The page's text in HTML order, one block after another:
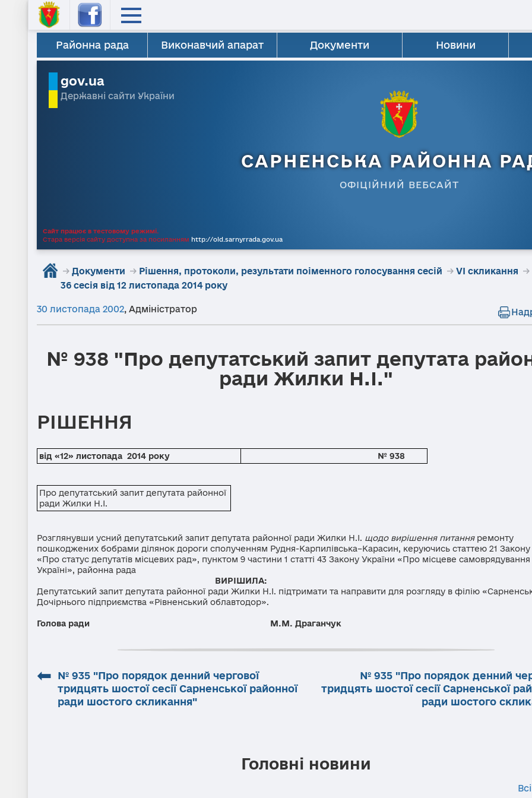
Районна рада Виконавчий апарат Документи Новини
gov.ua
Державні сайти України
САРНЕНСЬКА РАЙОННА
ОФІЦІЙНИЙ ВЕБСАЙТ
Сайт працює в тестовому режимі.
Стара версія сайту доступна за посиланням http://old.sarnyrrada.gov.ua
→ Документи → Рішення, протоколи, результати поіменного голосування сесій → VI скликання →
36 сесія від 12 листопада 2014 року
30 листопада 2002, Адміністратор
№ 938 "Про депутатський запит депутата
ради Жилки Н.І."
РІШЕННЯ
від «12» листопада 2014 року № 938
Про депутатський запит депутата районної
ради Жилки Н.І.
Розглянувши усний депутатський запит депутата районної ради Жилки Н.І. щодо вирішення питанняремонту
пошкоджених бобрами ділянок дороги сполученням Рудня-Карпилівська–Карасин, керуючись статтею 21 Закону
«Про статус депутатів місцевих рад», пунктом 9 частини 1 статті 43 Закону України «Про місцеве самоврядування
Україні», районна рада
ВИРІШИЛА:
Депутатський запит депутата районної ради Жилки Н.І. підтримати та направити для розгляду в філію
Дочірнього підприємства «Рівненський облавтодор».
Голова ради М.М. Драганчук
⬅
№ 935 "Про порядок денний чергової
тридцять шостої сесії Сарненської районної
ради шостого скликання"
№ 935 "Про порядок денний
тридцять шостої сесії Сарненської
ради шостого
Головні новини